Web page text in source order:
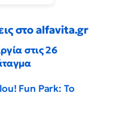
στο alfavita.gr
στις 26
Fun Park: Το